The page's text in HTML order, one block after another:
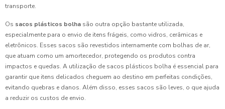
transporte.
Os sacos plásticos bolha são outra opção bastante utilizada,
especialmente para o envio de itens frágeis, como vidros, cerâmicas e
eletrônicos. Esses sacos são revestidos internamente com bolhas de ar,
que atuam como um amortecedor, protegendo os produtos contra
impactos e quedas. A utilização de sacos plásticos bolha é essencial para
garantir que itens delicados cheguem ao destino em perfeitas condições,
evitando quebras e danos. Além disso, esses sacos são leves, o que ajuda
a reduzir os custos de envio.